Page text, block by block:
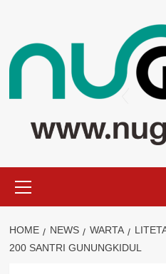
content
Menu
HOME NEWS WARTA
200 SANTRI GUNUNGKIDUL